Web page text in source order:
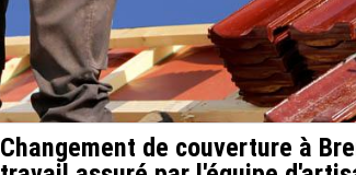
Changement de couverture à